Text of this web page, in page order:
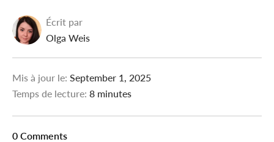
Écrit par
Olga Weis
Mis à jour le: September 1, 2025
Temps de lecture: 8 minutes
0 Comments